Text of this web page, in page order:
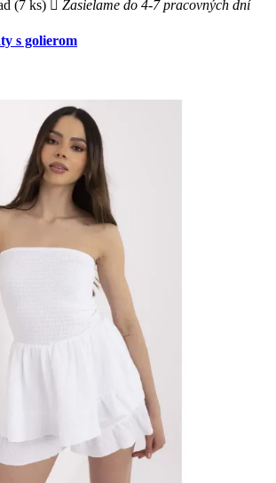
(7 ks) Zasielame do 4-7 pracovných dní
s golierom